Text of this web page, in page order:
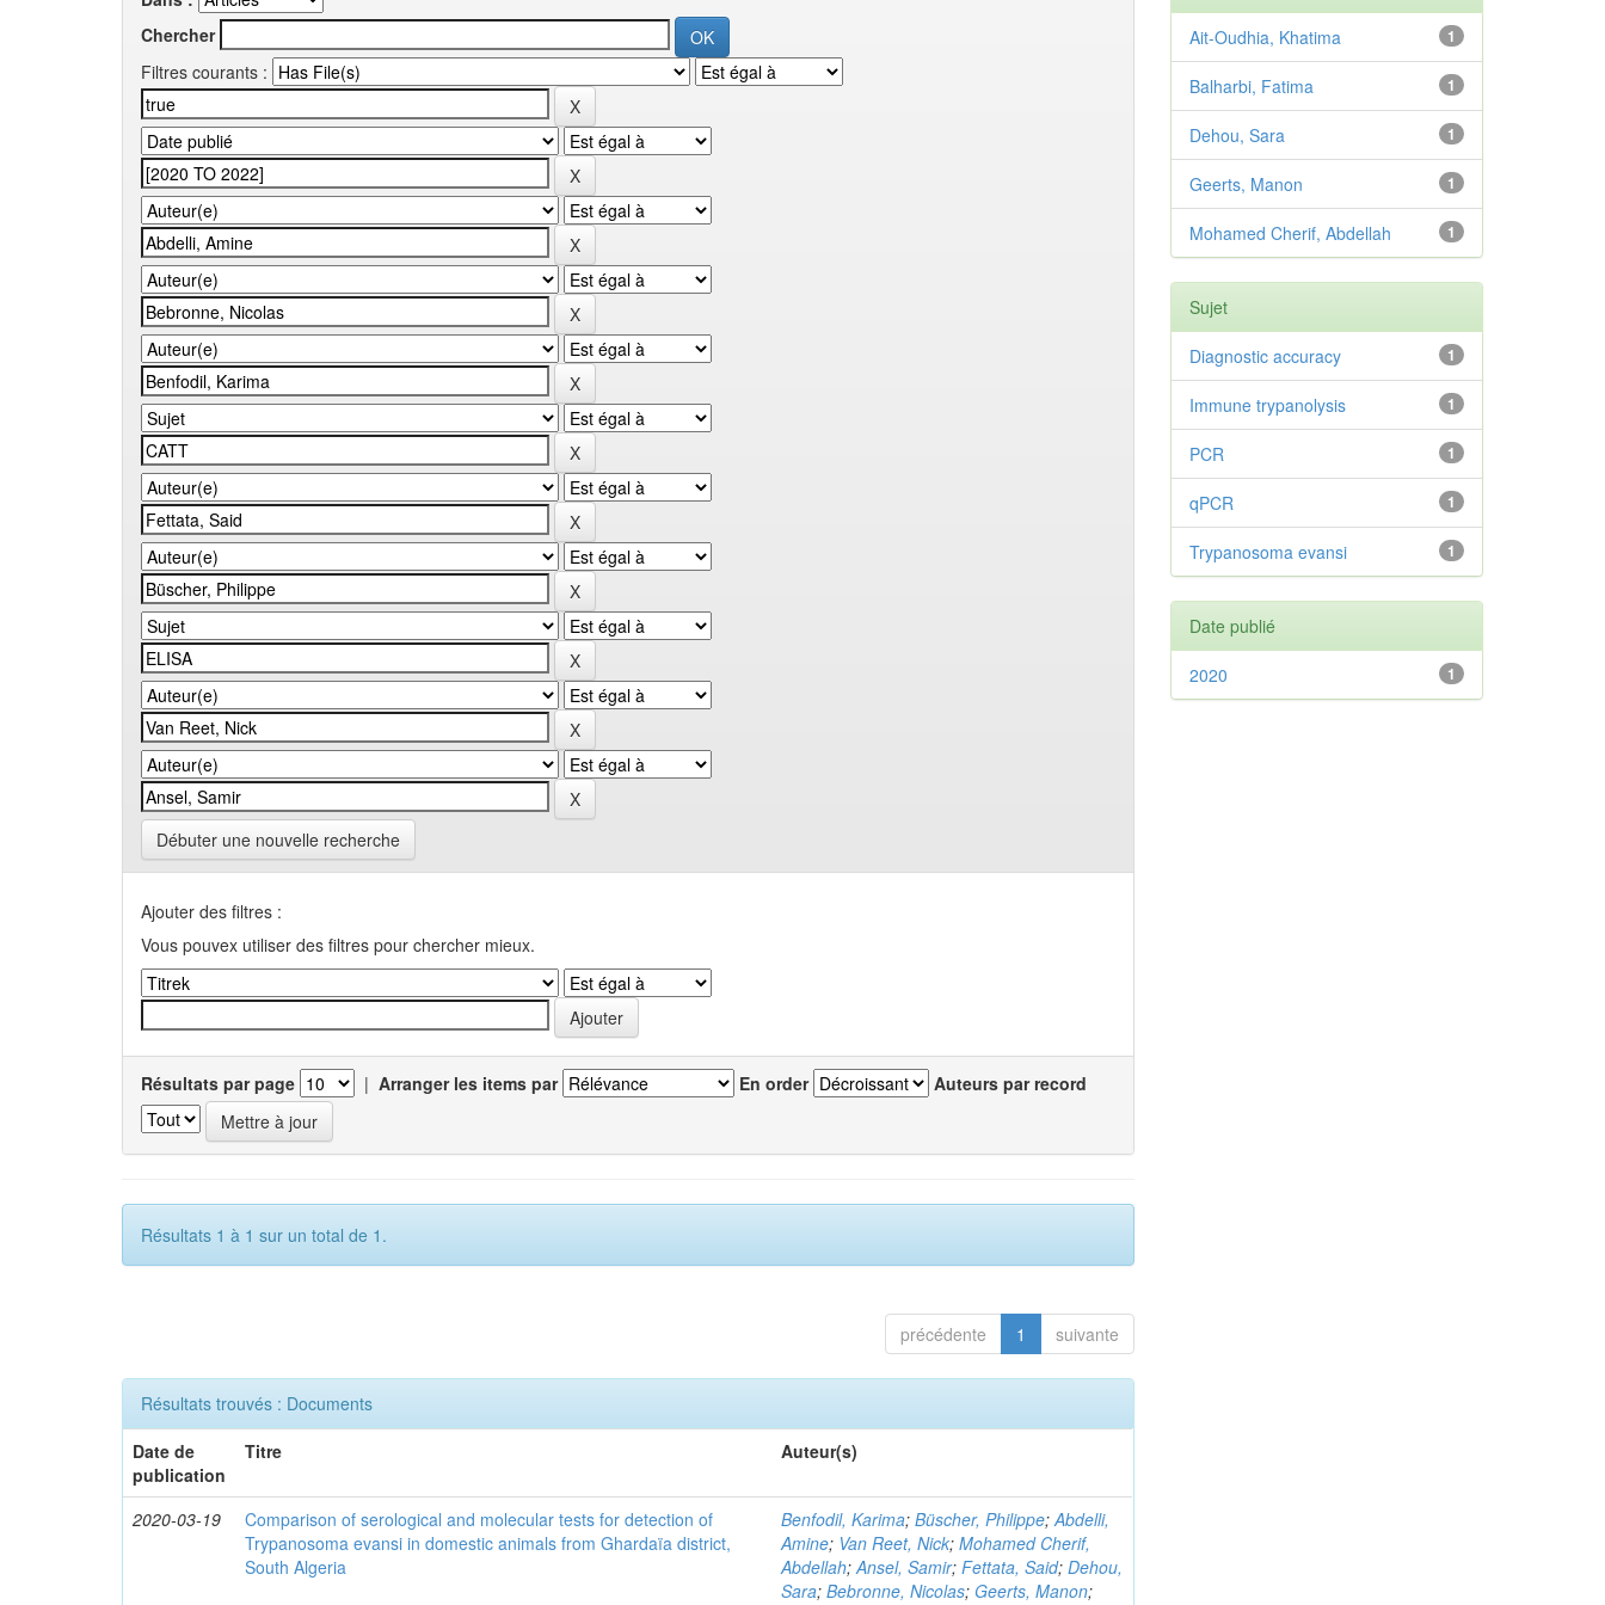
Chercher
Filtres courants :
Débuter une nouvelle recherche
Ajouter des filtres :
Vous pouvex utiliser des filtres pour chercher mieux.
Résultats par page | Arranger les items par En order Auteurs par record
Résultats 1 à 1 sur un total de 1.
précédente 1 suivante
Résultats trouvés : Documents
Date de
publication
Titre Auteur(s)
2020-03-19
Comparison of serological and molecular tests for detection of
Trypanosoma evansi in domestic animals from Ghardaïa district,
South Algeria
Benfodil, Karima;Büscher, Philippe;Abdelli,
Amine; Van Reet, Nick;Mohamed Cherif,
Abdellah;Ansel, Samir;Fettata, Said;Dehou,
Sara;Bebronne, Nicolas; Geerts, Manon;
1
Ait-Oudhia, Khatima
1
Balharbi, Fatima
1
Dehou, Sara
1
Geerts, Manon
1
Mohamed Cherif, Abdellah
Sujet
1
Diagnostic accuracy
1
Immune trypanolysis
1
PCR
1
qPCR
1
Trypanosoma evansi
Date publié
1
2020